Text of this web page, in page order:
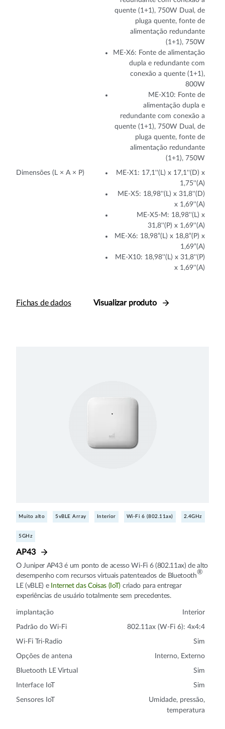
quente (1+1), 750W Dual, de
pluga quente, fonte de
alimentação redundante
(1+1), 750W
ME-X6: Fonte de alimentação
dupla e redundante com
conexão a quente (1+1),
800W
ME-X10: Fonte de
alimentação dupla e
redundante com conexão a
quente (1+1), 750W Dual, de
pluga quente, fonte de
alimentação redundante
(1+1), 750W
Dimensões (L × A × P)
ME-X1: 17,1''(L) x 17,1''(D) x
1,75''(A)
ME-X5: 18,98''(L) x 31,8''(D)
x 1,69''(A)
ME-X5-M: 18,98''(L) x
31,8''(P) x 1,69''(A)
ME-X6: 18,98”(L) x 18,8”(P) x
1,69”(A)
ME-X10: 18,98''(L) x 31,8''(P)
x 1,69''(A)
Fichas de dados Visualizar produto
Muito alto 5vBLE Array Interior Wi-Fi 6 (802.11ax) 2.4GHz
5GHz
AP43
O Juniper AP43 é um ponto de acesso Wi-Fi 6 (802.11ax) de alto
desempenho com recursos virtuais patenteados de Bluetooth®
LE (vBLE) e Internet das Coisas (IoT) criado para entregar
experiências de usuário totalmente sem precedentes.
implantação Interior
Padrão do Wi-Fi 802.11ax (W-Fi 6): 4x4:4
Wi-Fi Tri-Radio Sim
Opções de antena Interno, Externo
Bluetooth LE Virtual Sim
Interface IoT Sim
Sensores IoT
Umidade, pressão,
temperatura